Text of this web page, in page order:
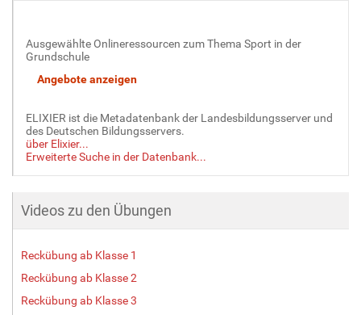
Ausgewählte Onlineressourcen zum Thema Sport in der
Grundschule
ELIXIER ist die Metadatenbank der Landesbildungsserver und
des Deutschen Bildungsservers.
über Elixier...
Erweiterte Suche in der Datenbank...
Videos zu den Übungen
Reckübung ab Klasse 1
Reckübung ab Klasse 2
Reckübung ab Klasse 3